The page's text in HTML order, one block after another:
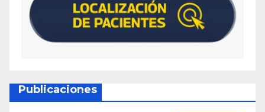
Publicaciones